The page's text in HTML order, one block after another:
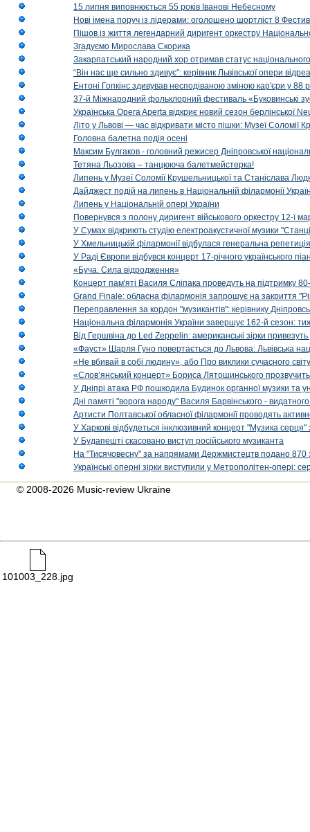
15 липня виповнюється 55 років Іванові Небесному
Нові імена поруч із лідерами: оголошено шортліст 8
Пішов із життя легендарний диригент оркестру
Згадуємо Мирослава Скорика
Закарпатський народний хор отримав статус національного
“Він нас ще сильно здивує”: керівник Львівської опери
Ентоні Гопкінс здивував несподіваною зміною кар'єри у 88
37-й Міжнародний фольклорний фестиваль «Буковинські
Українська Opera Aperta відкриє новий сезон берлінської
Літо у Львові — час відкривати місто пішки: Музеї Соломії
Головна балетна подія осені
Максим Булгаков - головний режисер Дніпровської
Тетяна Льозова – танцююча балетмейстерка!
Липень у Музеї Соломії Крушельницької та Станіслава
Дайджест подій на липень в Національній філармонії
Липень у Національній опері України
Повернувся з полону диригент військового оркестру 12-ї
У Сумах відкриють студію електроакустичної музики
У Хмельницькій філармонії відбулася генеральна
У Раді Європи відбувся концерт 17-річного українського
«Буча. Сила відродження»
Концерт пам'яті Василя Сліпака проведуть на підтримку
Grand Finale: обласна філармонія запрошує на закриття
Переправлення за кордон "музикантів": керівнику
Національна філармонія України завершує 162-й сезон:
Від Гершвіна до Led Zeppelin: американські зірки
«Фауст» Шарля Гуно повертається до Львова: Львівська
«Не вбивай в собі людину», або Про виклики сучасного світу
«Слов’янський концерт» Бориса Лятошинського
У Дніпрі атака РФ пошкодила Будинок органної музики та
Дні памяті "ворога народу" Василя Барвінського -
Артисти Полтавської обласної філармонії проводять
У Харкові відбудеться інклюзивний концерт "Музика
У Будапешті скасовано виступ російського музиканта
На "Тисячовесну" за напрямами Держмистецтв подано 870
Українські оперні зірки виступили у Метрополітен-опері:
© 2008-2026 Music-review Ukraine
101003_228.jpg